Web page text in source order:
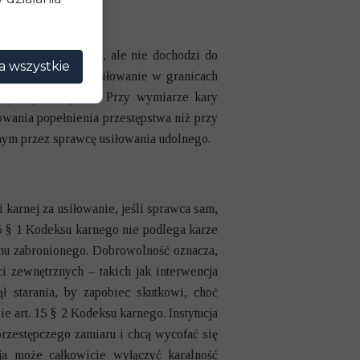
zabronionego, ale nie dochodzi do
karę za usiłowanie w granicach
czy zabójstwo. Przy wymiarze kary
popełnienia przestępstwa niż przy
przez sprawcę usiłowania udolnego.
za usiłowanie, jeśli sprawca sam,
1 Kodeksu karnego nie podlega karze
zabronionego. Dobrowolność oznacza,
zewnętrznych – takich jak interwencja
starania, by zapobiec skutkowi, choć
art. 15 § 2 Kodeksu karnego. Instytucja
zamiaru i chcą wycofać się
całkowicie wyłączyć karalność
wszystkie